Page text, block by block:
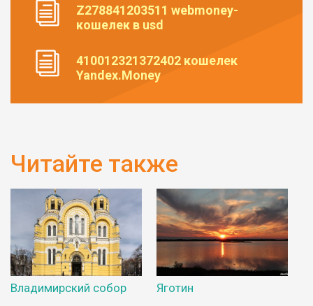
Z278841203511 webmoney-
кошелек в usd
410012321372402 кошелек
Yandex.Money
Читайте также
Владимирский собор Яготин